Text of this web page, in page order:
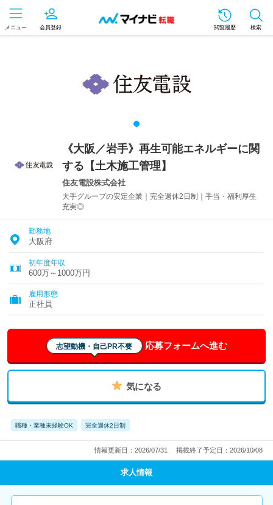
メニュー 会員登録 閲覧履歴 検索
《大阪／岩手》再生可能エネルギーに関
する【土木施工管理】
住友電設株式会社
大手グループの安定企業｜完全週休2日制｜手当・福利厚生
充実◎
勤務地
大阪府
初年度年収
600万～1000万円
雇用形態
正社員
志望動機・自己PR不要 応募フォームへ進む
気になる
職種・業種未経験OK 完全週休2日制
情報更新日：2026/07/31 掲載終了予定日：2026/10/08
求人情報